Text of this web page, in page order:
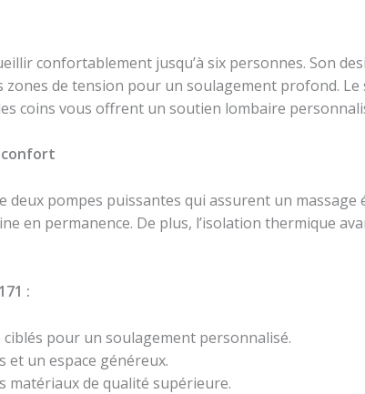
confortablement jusqu’à six personnes. Son
de tension pour un soulagement profond.
coins vous offrent un soutien lombaire
confort
deux pompes puissantes qui assurent un
permanence. De plus, l’isolation thermique
:
ciblés pour un soulagement personnalisé.
et un espace généreux.
matériaux de qualité supérieure.